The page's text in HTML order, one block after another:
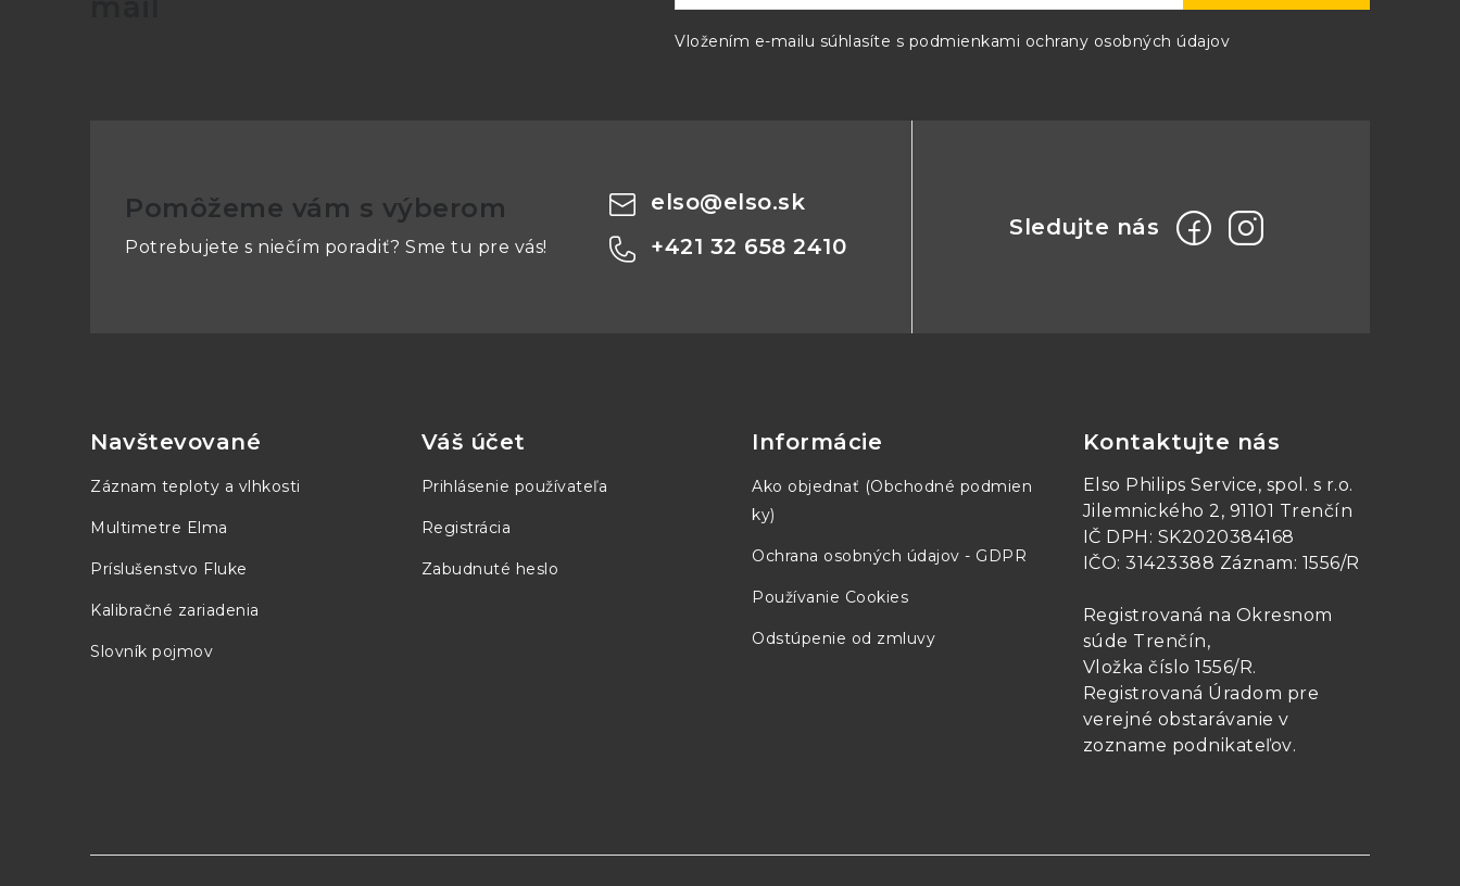
Vložením e-mailu súhlasíte s podmienkami ochrany osobných údajov
Pomôžeme vám s výberom
Potrebujete s niečím poradiť? Sme tu pre vás!
elso@elso.sk
+421 32 658 2410
Navštevované
Záznam teploty a vlhkosti
Multimetre Elma
Príslušenstvo Fluke
Kalibračné zariadenia
Slovník pojmov
Váš účet
Prihlásenie používateľa
Registrácia
Zabudnuté heslo
Informácie
Ako objednať (Obchodné podmien
ky)
Ochrana osobných údajov - GDPR
Používanie Cookies
Odstúpenie od zmluvy
Kontaktujte nás
Elso Philips Service, spol. s r.o.
Jilemnického 2, 91101 Trenčín
IČ DPH: SK2020384168
IČO: 31423388 Záznam: 1556/R
Registrovaná na Okresnom
súde Trenčín,
Vložka číslo 1556/R.
Registrovaná Úradom pre
verejné obstarávanie v
zozname podnikateľov.